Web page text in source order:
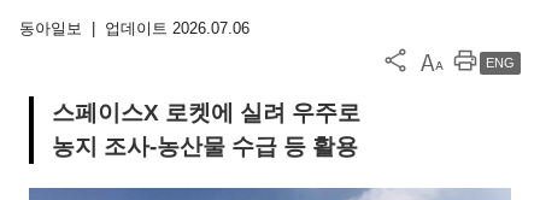
동아일보 업데이트 2026.07.06
ENG
스페이스X 로켓에 실려 우주로
농지 조사-농산물 수급 등 활용